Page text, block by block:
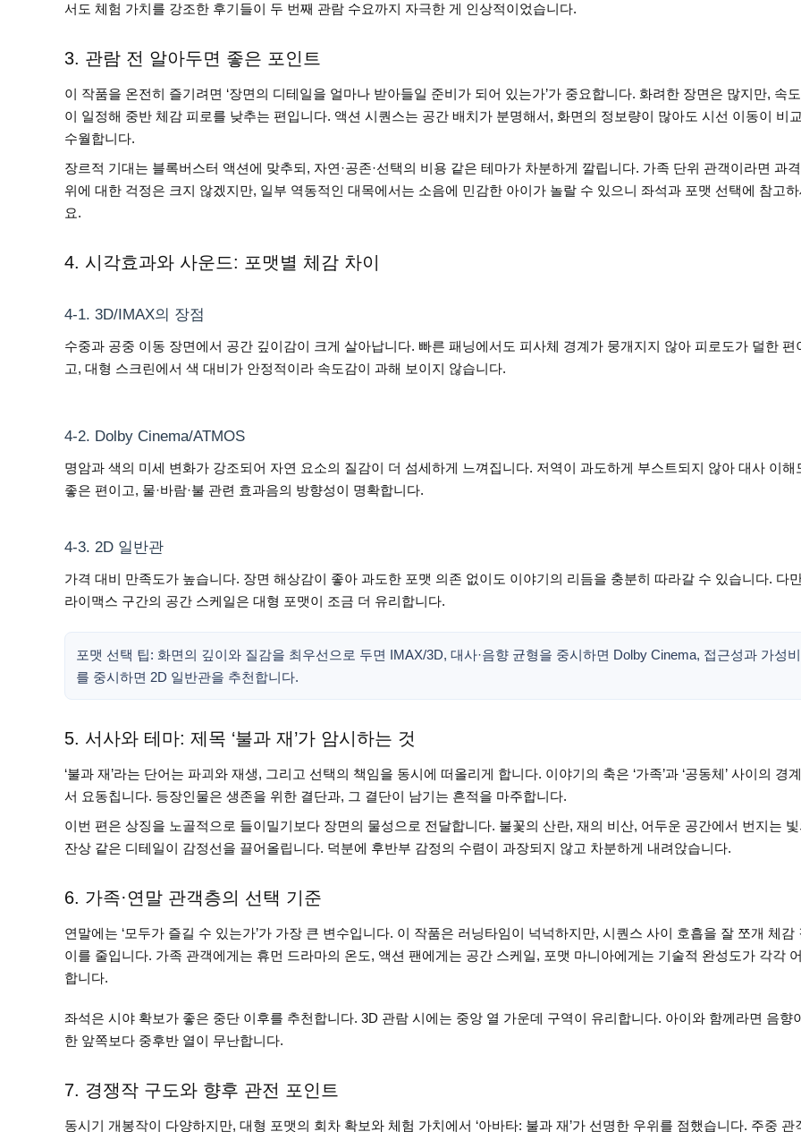
서도 체험 가치를 강조한 후기들이 두 번째 관람 수요까지 자극한 게 인상적이었습니다.
3. 관람 전 알아두면 좋은 포인트
이 작품을 온전히 즐기려면 ‘장면의 디테일을 얼마나 받아들일 준비가 되어 있는가’가 중요합니다. 화려한 장면은 많지만, 속
이 일정해 중반 체감 피로를 낮추는 편입니다. 액션 시퀀스는 공간 배치가 분명해서, 화면의 정보량이 많아도 시선 이동이 비
수월합니다.
장르적 기대는 블록버스터 액션에 맞추되, 자연·공존·선택의 비용 같은 테마가 차분하게 깔립니다. 가족 단위 관객이라면 과
위에 대한 걱정은 크지 않겠지만, 일부 역동적인 대목에서는 소음에 민감한 아이가 놀랄 수 있으니 좌석과 포맷 선택에 참고하
요.
4. 시각효과와 사운드: 포맷별 체감 차이
4-1. 3D/IMAX의 장점
수중과 공중 이동 장면에서 공간 깊이감이 크게 살아납니다. 빠른 패닝에서도 피사체 경계가 뭉개지지 않아 피로도가 덜한 편
고, 대형 스크린에서 색 대비가 안정적이라 속도감이 과해 보이지 않습니다.
4-2. Dolby Cinema/ATMOS
명암과 색의 미세 변화가 강조되어 자연 요소의 질감이 더 섬세하게 느껴집니다. 저역이 과도하게 부스트되지 않아 대사 이해
좋은 편이고, 물·바람·불 관련 효과음의 방향성이 명확합니다.
4-3. 2D 일반관
가격 대비 만족도가 높습니다. 장면 해상감이 좋아 과도한 포맷 의존 없이도 이야기의 리듬을 충분히 따라갈 수 있습니다. 다
라이맥스 구간의 공간 스케일은 대형 포맷이 조금 더 유리합니다.
포맷 선택 팁: 화면의 깊이와 질감을 최우선으로 두면 IMAX/3D, 대사·음향 균형을 중시하면 Dolby Cinema, 접근성과 가성비
를 중시하면 2D 일반관을 추천합니다.
5. 서사와 테마: 제목 ‘불과 재’가 암시하는 것
‘불과 재’라는 단어는 파괴와 재생, 그리고 선택의 책임을 동시에 떠올리게 합니다. 이야기의 축은 ‘가족’과 ‘공동체’ 사이의 경
서 요동칩니다. 등장인물은 생존을 위한 결단과, 그 결단이 남기는 흔적을 마주합니다.
이번 편은 상징을 노골적으로 들이밀기보다 장면의 물성으로 전달합니다. 불꽃의 산란, 재의 비산, 어두운 공간에서 번지는 빛
잔상 같은 디테일이 감정선을 끌어올립니다. 덕분에 후반부 감정의 수렴이 과장되지 않고 차분하게 내려앉습니다.
6. 가족·연말 관객층의 선택 기준
연말에는 ‘모두가 즐길 수 있는가’가 가장 큰 변수입니다. 이 작품은 러닝타임이 넉넉하지만, 시퀀스 사이 호흡을 잘 쪼개 체감
이를 줄입니다. 가족 관객에게는 휴먼 드라마의 온도, 액션 팬에게는 공간 스케일, 포맷 마니아에게는 기술적 완성도가 각각
합니다.
좌석은 시야 확보가 좋은 중단 이후를 추천합니다. 3D 관람 시에는 중앙 열 가운데 구역이 유리합니다. 아이와 함께라면 음향
한 앞쪽보다 중후반 열이 무난합니다.
7. 경쟁작 구도와 향후 관전 포인트
동시기 개봉작이 다양하지만, 대형 포맷의 회차 확보와 체험 가치에서 ‘아바타: 불과 재’가 선명한 우위를 점했습니다. 주중 관